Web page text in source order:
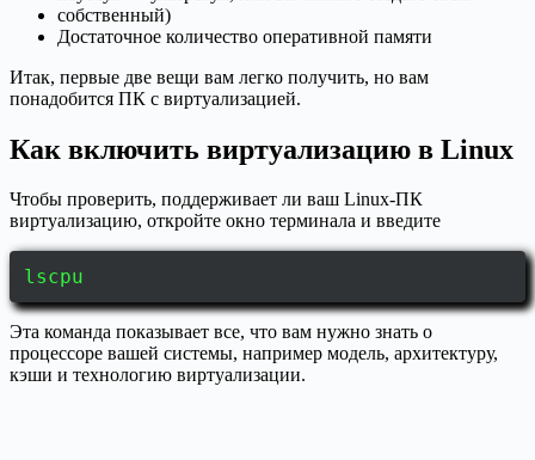
собственный)
Достаточное количество оперативной памяти
Итак, первые две вещи вам легко получить, но вам
понадобится ПК с виртуализацией.
Как включить виртуализацию в Linux
Чтобы проверить, поддерживает ли ваш Linux-ПК
виртуализацию, откройте окно терминала и введите
lscpu
Эта команда показывает все, что вам нужно знать о
процессоре вашей системы, например модель, архитектуру,
кэши и технологию виртуализации.